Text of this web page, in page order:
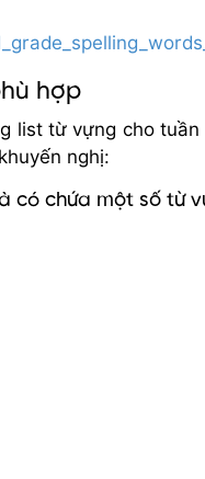
hợp
list từ vựng cho
nghị:
có chứa một số từ